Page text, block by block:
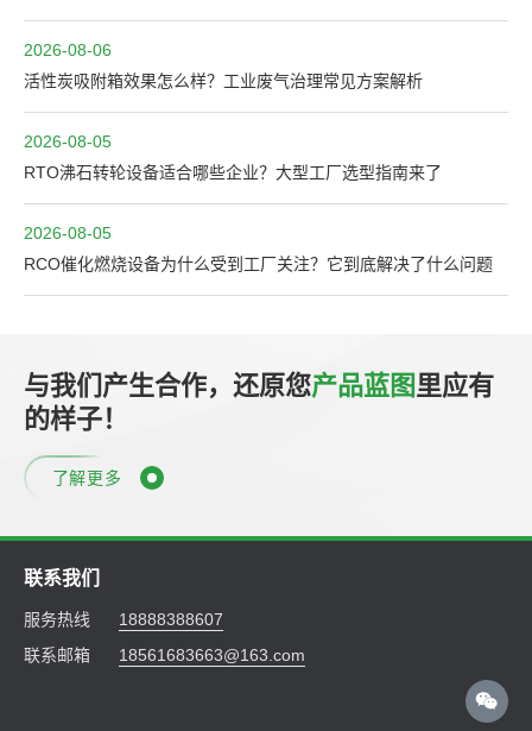
2026-08-06
活性炭吸附箱效果怎么样？工业废气治理常见方案解析
2026-08-05
RTO沸石转轮设备适合哪些企业？大型工厂选型指南来了
2026-08-05
RCO催化燃烧设备为什么受到工厂关注？它到底解决了什么问题
与我们产生合作，还原您产品蓝图里应有
的样子！
了解更多
联系我们
服务热线
18888388607
联系邮箱
18561683663@163.com